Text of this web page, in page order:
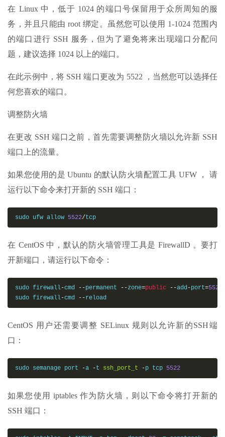
在 Linux 中，低于 1024 的端口号保留用于众所周知的服
务，并且只能由 root 绑定。虽然您可以使用 1-1024 范围内
的端口进行 SSH 服务，但为了避免将来出现端口分配问
题，建议选择 1024 以上的端口。
在此示例中，将 SSH 端口更改为 5522 ，当然您可以选择任
何您喜欢的端口。
调整防火墙
在更改 SSH 端口之前，首先需要调整防火墙以允许新 SSH
端口上的流量。
如果您使用的是 Ubuntu 的默认防火墙配置工具 UFW ， 请
运行以下命令来打开新的 SSH 端口：
sudo ufw allow 5522/tcp
在 CentOS 中，默认的防火墙管理工具是 FirewallD 。要打
开新端口，请运行以下命令：
sudo firewall-cmd --permanent --zone=public --add-port=5522
sudo firewall-cmd --reload
CentOS 用户还需要调整 SELinux 规则以允许新的SSH端
口：
sudo semanage port -a -t ssh_port_t -p tcp 5522
如果您使用 iptables 作为防火墙，则以下命令将打开新的
SSH 端口：